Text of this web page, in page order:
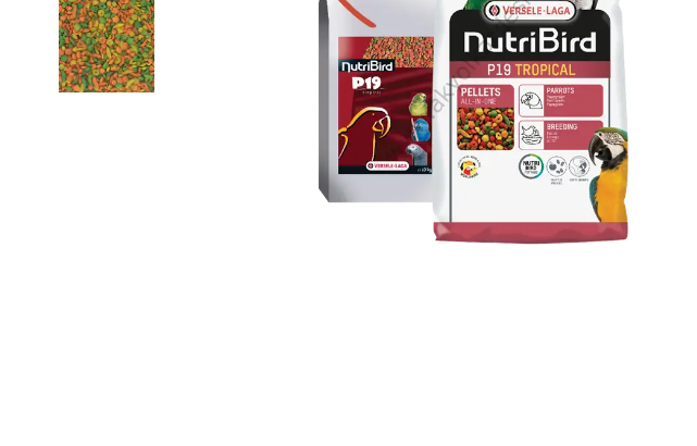
Saka ve Doğa Kuşu
Yemleri
Güvercin Yemleri
Kumlar
Mamalar
Krakerler
Kalamar Kemiği ve Gaga